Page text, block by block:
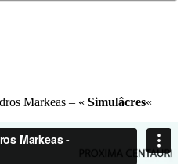
Markeas – « Simulâcres«